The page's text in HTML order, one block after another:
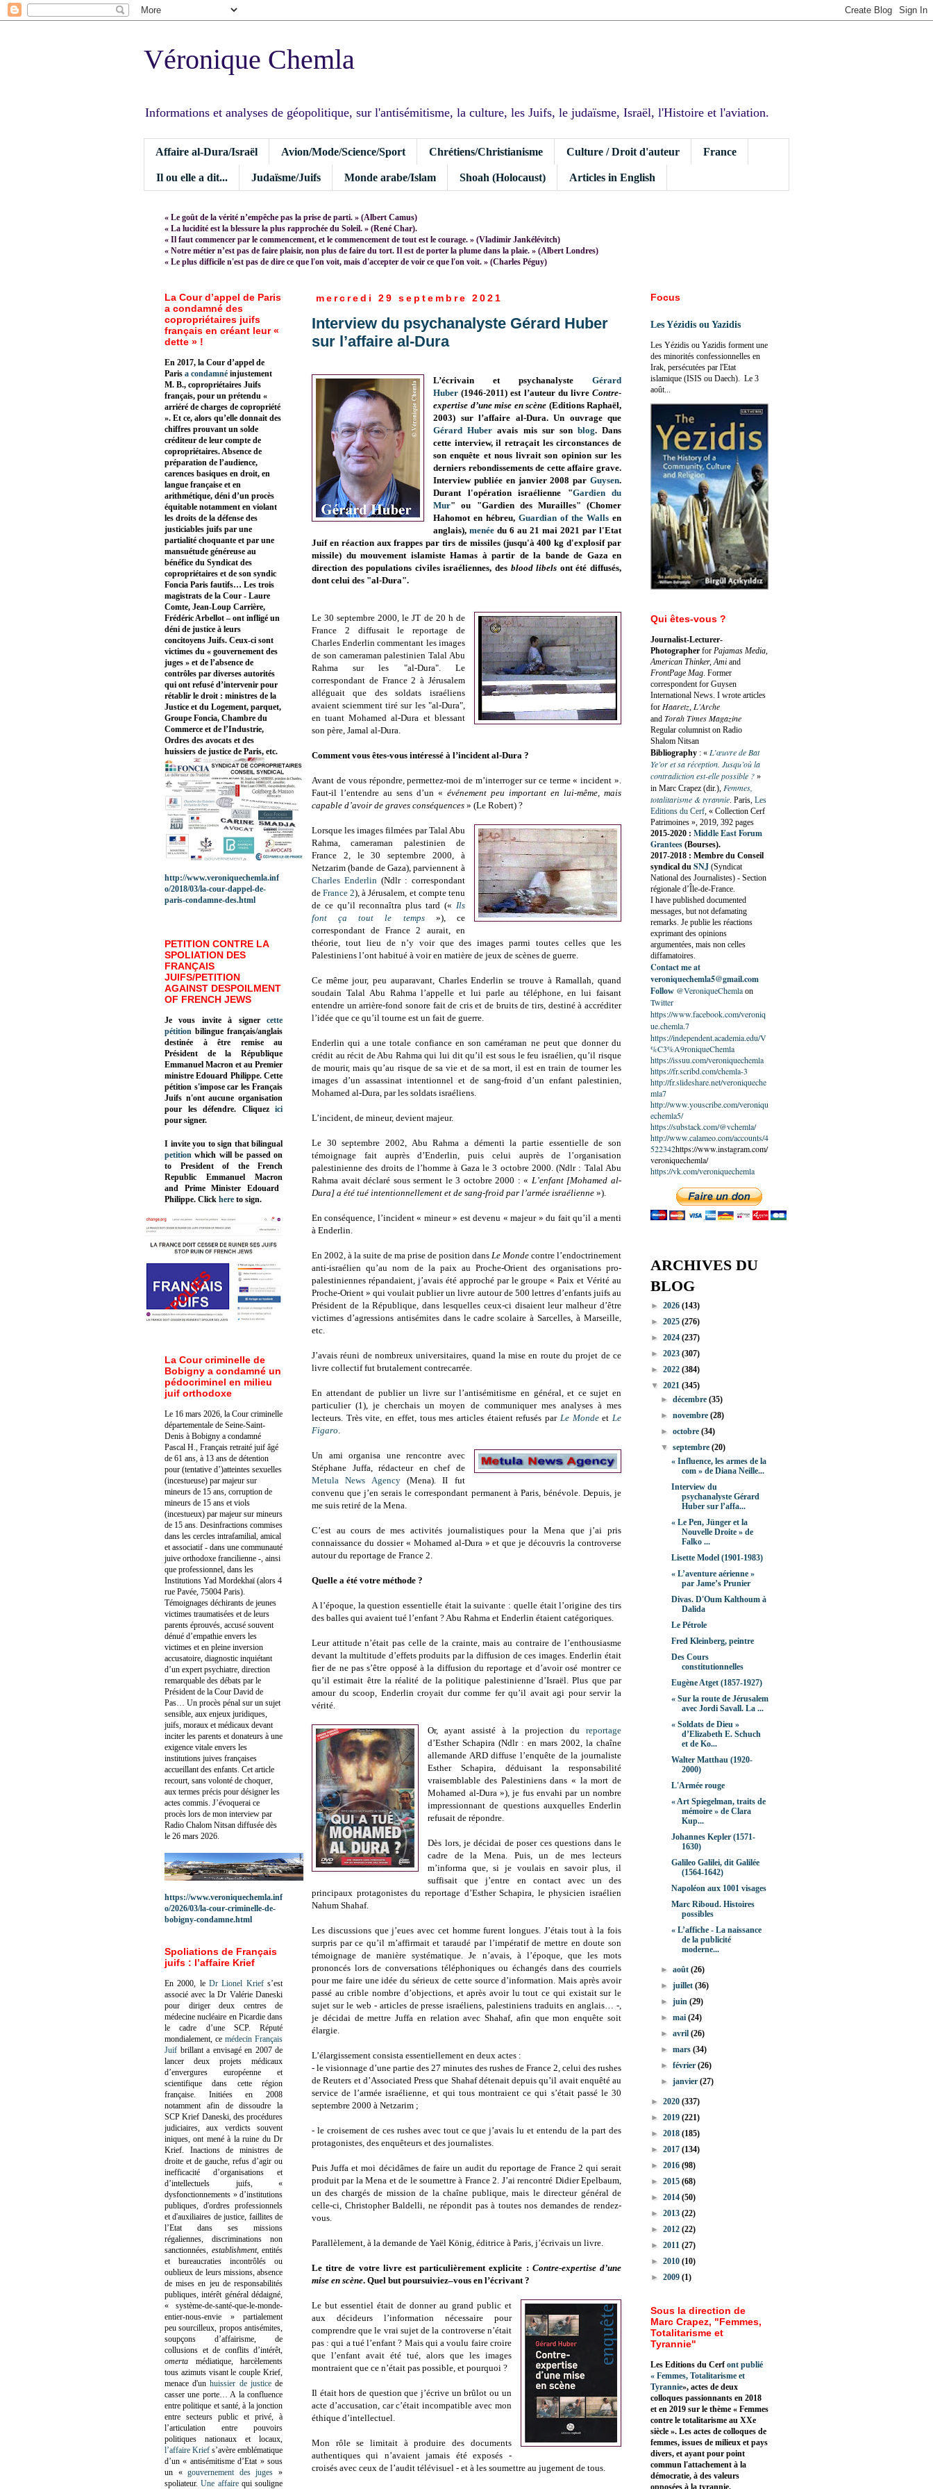
Véronique Chemla
Informations et analyses de géopolitique, sur l'antisémitisme, la culture, les Juifs, le judaïsme, Israël, l'Histoire et l'aviation.
Affaire al-Dura/Israël Avion/Mode/Science/Sport Chrétiens/Christianisme Culture / Droit d'auteur France
Il ou elle a dit... Judaïsme/Juifs Monde arabe/Islam Shoah (Holocaust) Articles in English
« Le goût de la vérité n’empêche pas la prise de parti. » (Albert Camus)
« La lucidité est la blessure la plus rapprochée du Soleil. » (René Char).
« Il faut commencer par le commencement, et le commencement de tout est le courage. » (Vladimir Jankélévitch)
« Notre métier n’est pas de faire plaisir, non plus de faire du tort. Il est de porter la plume dans la plaie. » (Albert Londres)
« Le plus difficile n'est pas de dire ce que l'on voit, mais d'accepter de voir ce que l'on voit. » (Charles Péguy)
mercredi 29 septembre 2021
Interview du psychanalyste Gérard Huber
sur l’affaire al-Dura
L’écrivain et psychanalyste Gérard
Huber (1946-2011)est l’auteur du livreContre-
expertise d’une mise en scène (Editions Raphaël,
2003) sur l’affaire al-Dura. Un ouvrage que
Gérard Huber avais mis sur son blog. Dans
cette interview, il retraçait les circonstances de
son enquête et nous livrait son opinion sur les
derniers rebondissements de cette affaire grave.
Interview publiée en janvier 2008 par Guysen.
Durant l'opération israélienne "Gardien du
Mur" ou "Gardien des Murailles" (Chomer
Hahomot en hébreu,Guardian of the Walls en
anglais),menée du 6 au 21 mai 2021 par l'Etat
Juif en réaction aux frappes par tirs de missiles (jusqu'à 400 kg d'explosif par
missile) du mouvement islamiste Hamas à partir de la bande de Gaza en
direction des populations civiles israéliennes, des blood libels ont été diffusés,
dont celui des "al-Dura".
Le 30 septembre 2000, le JT de 20 h de
France 2 diffusait le reportage de
Charles Enderlin commentant les images
de son cameraman palestinien Talal Abu
Rahma sur les "al-Dura". Le
correspondant de France 2 à Jérusalem
alléguait que des soldats israéliens
avaient sciemment tiré sur les "al-Dura",
en tuant Mohamed al-Dura et blessant
son père, Jamal al-Dura.
Comment vous êtes-vous intéressé à l’incident al-Dura ?
Avant de vous répondre, permettez-moi de m’interroger sur ce terme « incident ».
Faut-il l’entendre au sens d’un « événement peu important en lui-même, mais
capable d’avoir de graves conséquences » (Le Robert) ?
Lorsque les images filmées par Talal Abu
Rahma, cameraman palestinien de
France 2, le 30 septembre 2000, à
Netzarim (bande de Gaza), parviennent à
Charles Enderlin(Ndlr : correspondant
deFrance 2), à Jérusalem, et compte tenu
de ce qu’il reconnaîtra plus tard (« Ils
font ça tout le temps»), ce
correspondant de France 2 aurait, en
théorie, tout lieu de n’y voir que des images parmi toutes celles que les
Palestiniens l’ont habitué à voir en matière de jeux de scènes de guerre.
Ce même jour, peu auparavant, Charles Enderlin se trouve à Ramallah, quand
soudain Talal Abu Rahma l’appelle et lui parle au téléphone, en lui faisant
entendre un arrière-fond sonore fait de cris et de bruits de tirs, destiné à accréditer
l’idée que ce qu’il tourne est un fait de guerre.
Enderlin qui a une totale confiance en son caméraman ne peut que donner du
crédit au récit de Abu Rahma qui lui dit qu’il est sous le feu israélien, qu’il risque
de mourir, mais qu’au risque de sa vie et de sa mort, il est en train de tourner les
images d’un assassinat intentionnel et de sang-froid d’un enfant palestinien,
Mohamed al-Dura, par les soldats israéliens.
L’incident, de mineur, devient majeur.
Le 30 septembre 2002, Abu Rahma a démenti la partie essentielle de son
témoignage fait auprès d’Enderlin, puis celui auprès de l’organisation
palestinienne des droits de l’homme à Gaza le 3 octobre 2000. (Ndlr : Talal Abu
Rahma avait déclaré sous serment le 3 octobre 2000 : « L’enfant [Mohamed al-
Dura] a été tué intentionnellement et de sang-froid par l’armée israélienne »).
En conséquence, l’incident « mineur » est devenu « majeur » du fait qu’il a menti
à Enderlin.
En 2002, à la suite de ma prise de position dans Le Monde contre l’endoctrinement
anti-israélien qu’au nom de la paix au Proche-Orient des organisations pro-
palestiniennes répandaient, j’avais été approché par le groupe « Paix et Vérité au
Proche-Orient » qui voulait publier un livre autour de 500 lettres d’enfants juifs au
Président de la République, dans lesquelles ceux-ci disaient leur malheur d’être
victimes d’agressions antisémites dans le cadre scolaire à Sarcelles, à Marseille,
etc.
J’avais réuni de nombreux universitaires, quand la mise en route du projet de ce
livre collectif fut brutalement contrecarrée.
En attendant de publier un livre sur l’antisémitisme en général, et ce sujet en
particulier (1), je cherchais un moyen de communiquer mes analyses à mes
lecteurs. Très vite, en effet, tous mes articles étaient refusés par Le MondeetLe
Figaro.
Un ami organisa une rencontre avec
Stéphane Juffa, rédacteur en chef de
Metula News Agency(Mena). II fut
convenu que j’en serais le correspondant permanent à Paris, bénévole. Depuis, je
me suis retiré de la Mena.
C’est au cours de mes activités journalistiques pour la Mena que j’ai pris
connaissance du dossier « Mohamed al-Dura » et que je découvris la controverse
autour du reportage de France 2.
Quelle a été votre méthode ?
A l’époque, la question essentielle était la suivante : quelle était l’origine des tirs
des balles qui avaient tué l’enfant ? Abu Rahma et Enderlin étaient catégoriques.
Leur attitude n’était pas celle de la crainte, mais au contraire de l’enthousiasme
devant la multitude d’effets produits par la diffusion de ces images. Enderlin était
fier de ne pas s’être opposé à la diffusion du reportage et d’avoir osé montrer ce
qu’il estimait être la réalité de la politique palestinienne d’Israël. Plus que par
amour du scoop, Enderlin croyait dur comme fer qu’il avait agi pour servir la
vérité.
Or, ayant assisté à la projection du reportage
d’Esther Schapira (Ndlr : en mars 2002, la chaîne
allemande ARD diffuse l’enquête de la journaliste
Esther Schapira, déduisant la responsabilité
vraisemblable des Palestiniens dans « la mort de
Mohamed al-Dura »), je fus envahi par un nombre
impressionnant de questions auxquelles Enderlin
refusait de répondre.
Dès lors, je décidai de poser ces questions dans le
cadre de la Mena. Puis, un de mes lecteurs
m’informa que, si je voulais en savoir plus, il
suffisait que j’entre en contact avec un des
principaux protagonistes du reportage d’Esther Schapira, le physicien israélien
Nahum Shahaf.
Les discussions que j’eues avec cet homme furent longues. J’étais tout à la fois
surpris par ce qu’il m’affirmait et taraudé par l’impératif de mettre en doute son
témoignage de manière systématique. Je n’avais, à l’époque, que les mots
prononcés lors de conversations téléphoniques ou échangés dans des courriels
pour me faire une idée du sérieux de cette source d’information. Mais après avoir
passé au crible nombre d’objections, et après avoir lu tout ce qui existait sur le
sujet sur le web - articles de presse israéliens, palestiniens traduits en anglais… -,
je décidai de mettre Juffa en relation avec Shahaf, afin que mon enquête soit
élargie.
L’élargissement consista essentiellement en deux actes :
- le visionnage d’une partie des 27 minutes des rushes de France 2, celui des rushes
de Reuters et d’Associated Press que Shahaf détenait depuis qu’il avait enquêté au
service de l’armée israélienne, et qui tous montraient ce qui s’était passé le 30
septembre 2000 à Netzarim ;
- le croisement de ces rushes avec tout ce que j’avais lu et entendu de la part des
protagonistes, des enquêteurs et des journalistes.
Puis Juffa et moi décidâmes de faire un audit du reportage de France 2 qui serait
produit par la Mena et de le soumettre à France 2. J’ai rencontré Didier Epelbaum,
un des chargés de mission de la chaîne publique, mais le directeur général de
celle-ci, Christopher Baldelli, ne répondit pas à toutes nos demandes de rendez-
vous.
Parallèlement, à la demande de Yaël König, éditrice à Paris, j’écrivais un livre.
Le titre de votre livre est particulièrement explicite : Contre-expertise d’une
mise en scène. Quel but poursuiviez–vous en l’écrivant ?
Le but essentiel était de donner au grand public et
aux décideurs l’information nécessaire pour
comprendre que le vrai sujet de la controverse n’était
pas : qui a tué l’enfant ? Mais qui a voulu faire croire
que l’enfant avait été tué, alors que les images
montraient que ce n’était pas possible, et pourquoi ?
Il était hors de question que j’écrive un brûlot ou un
acte d’accusation, car c’était incompatible avec mon
éthique d’intellectuel.
Mon rôle se limitait à produire des documents
authentiques qui n’avaient jamais été exposés -
croisés avec ceux de l’audit télévisuel - et à les soumettre au jugement de tous.
La Cour d’appel de Paris
a condamné des
copropriétaires juifs
français en créant leur «
dette » !
En 2017, la Cour d’appel de
Paris a condamné injustement
M. B., copropriétaires Juifs
français, pour un prétendu «
arriéré de charges de copropriété
». Et ce, alors qu’elle donnait des
chiffres prouvant un solde
créditeur de leur compte de
copropriétaires. Absence de
préparation de l’audience,
carences basiques en droit, en
langue française et en
arithmétique, déni d’un procès
équitable notamment en violant
les droits de la défense des
justiciables juifs par une
partialité choquante et par une
mansuétude généreuse au
bénéfice du Syndicat des
copropriétaires et de son syndic
Foncia Paris fautifs… Les trois
magistrats de la Cour - Laure
Comte, Jean-Loup Carrière,
Frédéric Arbellot – ont infligé un
déni de justice à leurs
concitoyens Juifs. Ceux-ci sont
victimes du « gouvernement des
juges » et de l’absence de
contrôles par diverses autorités
qui ont refusé d’intervenir pour
rétablir le droit : ministres de la
Justice et du Logement, parquet,
Groupe Foncia, Chambre du
Commerce et de l’Industrie,
Ordres des avocats et des
huissiers de justice de Paris, etc.
http://www.veroniquechemla.inf
o/2018/03/la-cour-dappel-de-
paris-condamne-des.html
PETITION CONTRE LA
SPOLIATION DES
FRANÇAIS
JUIFS/PETITION
AGAINST DESPOILMENT
OF FRENCH JEWS
Je vous invite à signer cette
pétition bilingue français/anglais
destinée à être remise au
Président de la République
Emmanuel Macron et au Premier
ministre Edouard Philippe. Cette
pétition s'impose car les Français
Juifs n'ont aucune organisation
pour les défendre. Cliquez
ici
pour signer.
I invite you to sign that bilingual
petition which will be passed on
to President of the French
Republic Emmanuel Macron
and Prime Minister Edouard
Philippe. Click here to sign.
La Cour criminelle de
Bobigny a condamné un
pédocriminel en milieu
juif orthodoxe
Le 16 mars 2026, la Cour criminelle
départementale de Seine-Saint-
Denis à Bobigny a condamné
Pascal H., Français retraité juif âgé
de 61 ans, à 13 ans de détention
pour (tentative d’)atteintes sexuelles
(incestueuse) par majeur sur
mineurs de 15 ans, corruption de
mineurs de 15 ans et viols
(incestueux) par majeur sur mineurs
de 15 ans. Desinfractions commises
dans les cercles intrafamilial, amical
et associatif - dans une communauté
juive orthodoxe francilienne -, ainsi
que professionnel, dans les
Institutions Yad Mordekhaï (alors 4
rue Pavée, 75004 Paris).
Témoignages déchirants de jeunes
victimes traumatisées et de leurs
parents éprouvés, accusé souvent
dénué d’empathie envers les
victimes et en pleine inversion
accusatoire, diagnostic inquiétant
d’un expert psychiatre, direction
remarquable des débats par le
Président de la Cour David de
Pas… Un procès pénal sur un sujet
sensible, aux enjeux juridiques,
juifs, moraux et médicaux devant
inciter les parents et donateurs à une
exigence vitale envers les
institutions juives françaises
accueillant des enfants. Cet article
recourt, sans volonté de choquer,
aux termes précis pour désigner les
actes commis. J’évoquerai ce
procès lors de mon interview par
Radio Chalom Nitsan diffusée dès
le 26 mars 2026.
https://www.veroniquechemla.inf
o/2026/03/la-cour-criminelle-de-
bobigny-condamne.html
Spoliations de Français
juifs : l’affaire Krief
En 2000, le Dr Lionel Kriefs’est
associé avec la Dr Valérie Daneski
pour diriger deux centres de
médecine nucléaire en Picardie dans
le cadre d’une SCP. Réputé
mondialement, ce médecin Français
Juif brillant a envisagé en 2007 de
lancer deux projets médicaux
d’envergures européenne et
scientifique dans cette région
française. Initiées en 2008
notamment afin de dissoudre la
SCP Krief Daneski, des procédures
judiciaires, aux verdicts souvent
iniques, ont mené à la ruine du Dr
Krief. Inactions de ministres de
droite et de gauche, refus d’agir ou
inefficacité d’organisations et
d’intellectuels juifs, «
dysfonctionnements » d’institutions
publiques, d'ordres professionnels
et d'auxiliaires de justice, faillites de
l’Etat dans ses missions
régaliennes, discriminations non
sanctionnées, establishment, entités
et bureaucraties incontrôlés ou
oublieux de leurs missions, absence
de mises en jeu de responsabilités
publiques, intérêt général dédaigné,
« système-de-santé-que-le-monde-
entier-nous-envie » partialement
peu sourcilleux, propos antisémites,
soupçons d’affairisme, de
collusions et de conflits d’intérêt,
omerta médiatique, harcèlements
tous azimuts visant le couple Krief,
menace d'unhuissier de justicede
casser une porte… A la confluence
entre politique et santé, à la jonction
entre secteurs public et privé, à
l’articulation entre pouvoirs
politiques nationaux et locaux,
l’affaire Krief s’avère emblématique
d’un « antisémitisme d’Etat » sous
un «gouvernement des juges »
spoliateur.Une affairequi souligne
Focus
Les Yézidis ou Yazidis
Les Yézidis ou Yazidis forment une
des minorités confessionnelles en
Irak, persécutées par l'Etat
islamique (ISIS ou Daech). Le 3
août...
Qui êtes-vous ?
Journalist-Lecturer-
Photographer for Pajamas Media,
American Thinker, Ami and
FrontPage Mag. Former
correspondent for Guysen
International News. I wrote articles
for Haaretz, L'Arche
and Torah Times Magazine
Regular columnist on Radio
Shalom Nitsan
Bibliography : « L’œuvre de Bat
Ye’or et sa réception. Jusqu’où la
contradiction est-elle possible ? »
in Marc Crapez (dir.), Femmes,
totalitarisme & tyrannie. Paris, Les
Editions du Cerf, « Collection Cerf
Patrimoines », 2019, 392 pages
2015-2020 : Middle East Forum
Grantees (Bourses).
2017-2018 : Membre du Conseil
syndical du SNJ (Syndicat
National des Journalistes) - Section
régionale d’Île-de-France.
I have published documented
messages, but not defamating
remarks. Je publie les réactions
exprimant des opinions
argumentées, mais non celles
diffamatoires.
Contact me at
veroniquechemla5@gmail.com
Follow @VeroniqueChemlaon
Twitter
https://www.facebook.com/veroniq
ue.chemla.7
https://independent.academia.edu/V
%C3%A9roniqueChemla
https://issuu.com/veroniquechemla
https://fr.scribd.com/chemla-3
http://fr.slideshare.net/veroniqueche
mla7
http://www.youscribe.com/veroniqu
echemla5/
https://substack.com/@vchemla/
http://www.calameo.com/accounts/4
522342https://www.instagram.com/
veroniquechemla/
https://vk.com/veroniquechemla
ARCHIVES DU
BLOG
► 2026 (143)
► 2025 (276)
► 2024 (237)
► 2023 (307)
► 2022 (384)
▼ 2021 (345)
►décembre(35)
►novembre(28)
►octobre(34)
▼septembre(20)
« Influence, les armes de la
com » de Diana Neille...
Interview du
psychanalyste Gérard
Huber sur l’affa...
« Le Pen, Jünger et la
Nouvelle Droite » de
Falko ...
Lisette Model (1901-1983)
« L’aventure aérienne »
par Jame’s Prunier
Divas. D'Oum Kalthoum à
Dalida
Le Pétrole
Fred Kleinberg, peintre
Des Cours
constitutionnelles
Eugène Atget (1857-1927)
« Sur la route de Jérusalem
avec Jordi Savall. La ...
« Soldats de Dieu »
d’Elizabeth E. Schuch
et de Ko...
Walter Matthau (1920-
2000)
L'Armée rouge
« Art Spiegelman, traits de
mémoire » de Clara
Kup...
Johannes Kepler (1571-
1630)
Galileo Galilei, dit Galilée
(1564-1642)
Napoléon aux 1001 visages
Marc Riboud. Histoires
possibles
« L’affiche - La naissance
de la publicité
moderne...
►août(26)
►juillet(36)
►juin(29)
►mai(24)
►avril(26)
►mars(34)
►février(26)
►janvier(27)
► 2020 (337)
► 2019 (221)
► 2018 (185)
► 2017 (134)
► 2016 (98)
► 2015 (68)
► 2014 (50)
► 2013 (22)
► 2012 (22)
► 2011 (27)
► 2010 (10)
► 2009 (1)
Sous la direction de
Marc Crapez, "Femmes,
Totalitarisme et
Tyrannie"
Les Editions du Cerfont publié
« Femmes, Totalitarisme et
Tyrannie», actes de deux
colloques passionnants en 2018
et en 2019 sur le thème « Femmes
contre le totalitarisme au XXe
siècle ». Les actes de colloques de
femmes, issues de milieux et pays
divers, et ayant pour point
commun l'attachement à la
démocratie, à des valeurs
opposées à la tyrannie.